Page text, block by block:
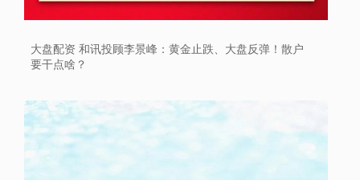
大盘配资 和讯投顾李景峰：黄金止跌、大盘反弹！散户
要干点啥？